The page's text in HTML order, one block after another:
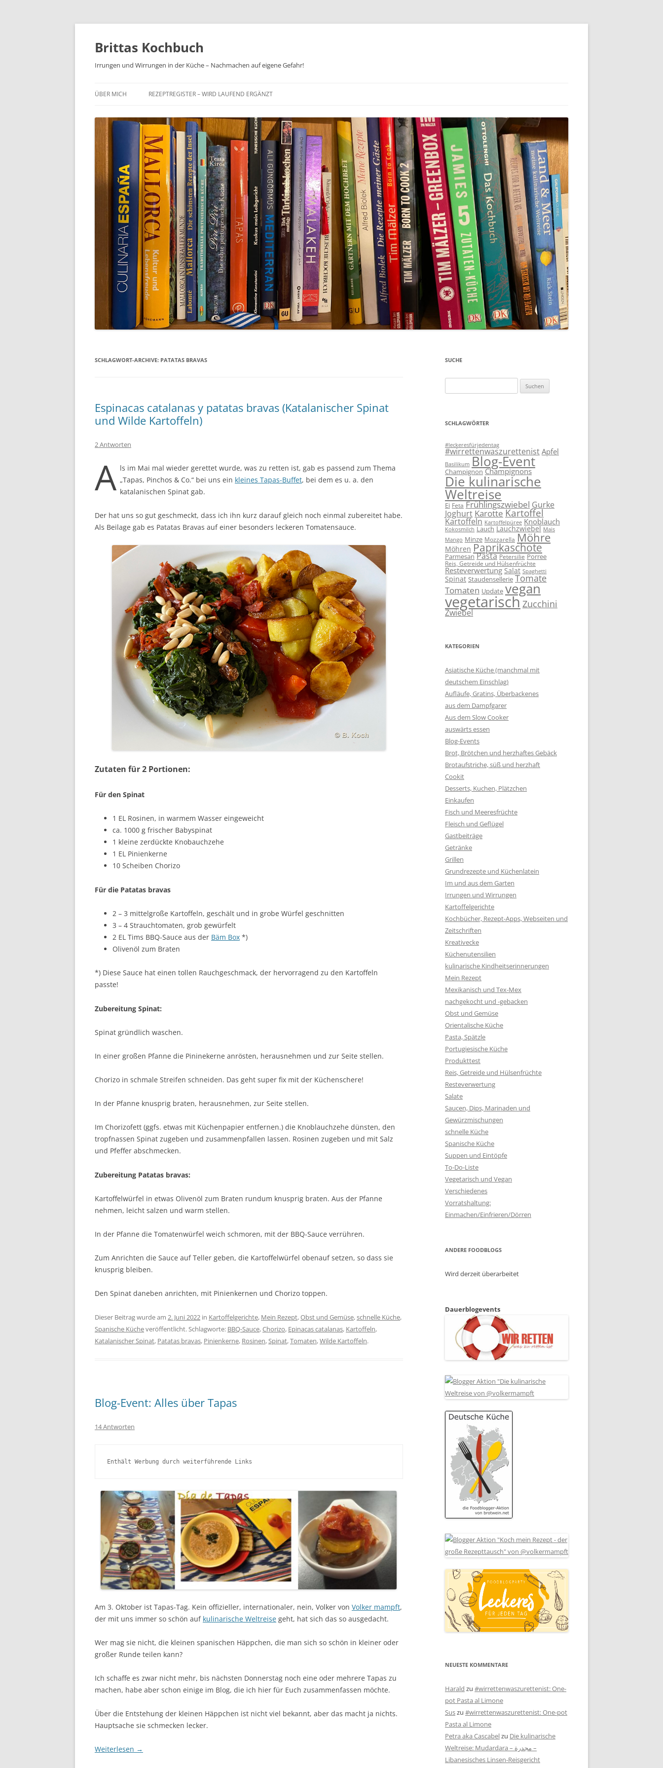
Brittas Kochbuch
Irrungen und Wirrungen in der Küche – Nachmachen auf eigene Gefahr!
ÜBER MICH REZEPTREGISTER – WIRD LAUFEND ERGÄNZT
SCHLAGWORT-ARCHIVE: PATATAS BRAVAS
Espinacas catalanas y patatas bravas (Katalanischer Spinat
und Wilde Kartoffeln)
2 Antworten
A ls im Mai mal wieder gerettet wurde, was zu retten ist, gab es passend zum Thema
„Tapas, Pinchos & Co.“ bei uns ein kleines Tapas-Buffet, bei dem es u. a. den
katalanischen Spinat gab.
Der hat uns so gut geschmeckt, dass ich ihn kurz darauf gleich noch einmal zubereitet habe.
Als Beilage gab es Patatas Bravas auf einer besonders leckeren Tomatensauce.
Zutaten für 2 Portionen:
Für den Spinat
1 EL Rosinen, in warmem Wasser eingeweicht
ca. 1000 g frischer Babyspinat
1 kleine zerdückte Knobauchzehe
1 EL Pinienkerne
10 Scheiben Chorizo
Für die Patatas bravas
2 – 3 mittelgroße Kartoffeln, geschält und in grobe Würfel geschnitten
3 – 4 Strauchtomaten, grob gewürfelt
2 EL Tims BBQ-Sauce aus der Bäm Box *)
Olivenöl zum Braten
*) Diese Sauce hat einen tollen Rauchgeschmack, der hervorragend zu den Kartoffeln
passte!
Zubereitung Spinat:
Spinat gründlich waschen.
In einer großen Pfanne die Pininekerne anrösten, herausnehmen und zur Seite stellen.
Chorizo in schmale Streifen schneiden. Das geht super fix mit der Küchenschere!
In der Pfanne knusprig braten, herausnehmen, zur Seite stellen.
Im Chorizofett (ggfs. etwas mit Küchenpapier entfernen.) die Knoblauchzehe dünsten, den
tropfnassen Spinat zugeben und zusammenpfallen lassen. Rosinen zugeben und mit Salz
und Pfeffer abschmecken.
Zubereitung Patatas bravas:
Kartoffelwürfel in etwas Olivenöl zum Braten rundum knusprig braten. Aus der Pfanne
nehmen, leicht salzen und warm stellen.
In der Pfanne die Tomatenwürfel weich schmoren, mit der BBQ-Sauce verrühren.
Zum Anrichten die Sauce auf Teller geben, die Kartoffelwürfel obenauf setzen, so dass sie
knusprig bleiben.
Den Spinat daneben anrichten, mit Pinienkernen und Chorizo toppen.
Dieser Beitrag wurde am 2. Juni 2022 in Kartoffelgerichte, Mein Rezept,Obst und Gemüse,schnelle Küche,
Spanische Kücheveröffentlicht. Schlagworte: BBQ-Sauce,Chorizo, Epinacas catalanas, Kartoffeln,
Katalanischer Spinat, Patatas bravas, Pinienkerne, Rosinen,Spinat,Tomaten,Wilde Kartoffeln.
Blog-Event: Alles über Tapas
14 Antworten
Enthält Werbung durch weiterführende Links
Am 3. Oktober ist Tapas-Tag. Kein offizieller, internationaler, nein, Volker von Volker mampft,
der mit uns immer so schön auf kulinarische Weltreise geht, hat sich das so ausgedacht.
Wer mag sie nicht, die kleinen spanischen Häppchen, die man sich so schön in kleiner oder
großer Runde teilen kann?
Ich schaffe es zwar nicht mehr, bis nächsten Donnerstag noch eine oder mehrere Tapas zu
machen, habe aber schon einige im Blog, die ich hier für Euch zusammenfassen möchte.
Über die Entstehung der kleinen Häppchen ist nicht viel bekannt, aber das macht ja nichts.
Hauptsache sie schmecken lecker.
Weiterlesen →
SUCHE
nach:
SCHLAGWÖRTER
#leckeresfürjedentag
#wirrettenwaszurettenist Apfel
Basilikum Blog-Event
Champignon Champignons
Die kulinarische
Weltreise
Ei Feta Frühlingszwiebel Gurke
Joghurt Karotte Kartoffel
Kartoffeln Kartoffelpüree Knoblauch
Kokosmilch Lauch Lauchzwiebel Mais
Mango Minze Mozzarella Möhre
Möhren Paprikaschote
Parmesan Pasta Petersilie Porree
Reis, Getreide und Hülsenfrüchte
Resteverwertung Salat Spaghetti
Spinat Staudensellerie Tomate
Tomaten Update vegan
vegetarischZucchini
Zwiebel
KATEGORIEN
Asiatische Küche (manchmal mit
deutschem Einschlag)
Aufläufe, Gratins, Überbackenes
aus dem Dampfgarer
Aus dem Slow Cooker
auswärts essen
Blog-Events
Brot, Brötchen und herzhaftes Gebäck
Brotaufstriche, süß und herzhaft
Cookit
Desserts, Kuchen, Plätzchen
Einkaufen
Fisch und Meeresfrüchte
Fleisch und Geflügel
Gastbeiträge
Getränke
Grillen
Grundrezepte und Küchenlatein
Im und aus dem Garten
Irrungen und Wirrungen
Kartoffelgerichte
Kochbücher, Rezept-Apps, Webseiten und
Zeitschriften
Kreativecke
Küchenutensilien
kulinarische Kindheitserinnerungen
Mein Rezept
Mexikanisch und Tex-Mex
nachgekocht und -gebacken
Obst und Gemüse
Orientalische Küche
Pasta, Spätzle
Portugiesische Küche
Produkttest
Reis, Getreide und Hülsenfrüchte
Resteverwertung
Salate
Saucen, Dips, Marinaden und
Gewürzmischungen
schnelle Küche
Spanische Küche
Suppen und Eintöpfe
To-Do-Liste
Vegetarisch und Vegan
Verschiedenes
Vorratshaltung:
Einmachen/Einfrieren/Dörren
ANDERE FOODBLOGS
Wird derzeit überarbeitet
Dauerblogevents
NEUESTE KOMMENTARE
Harald zu #wirrettenwaszurettenist: One-
pot Pasta al Limone
Suszu #wirrettenwaszurettenist: One-pot
Pasta al Limone
Petra aka Cascabelzu Die kulinarische
Weltreise: Mudardara – مجدرة –
Libanesisches Linsen-Reisgericht